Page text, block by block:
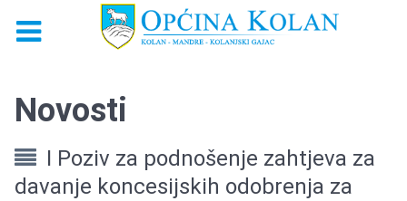
Novosti
I Poziv za podnošenje zahtjeva za
davanje koncesijskih odobrenja za